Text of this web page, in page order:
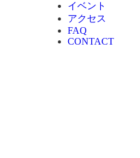
イベント
アクセス
FAQ
CONTACT